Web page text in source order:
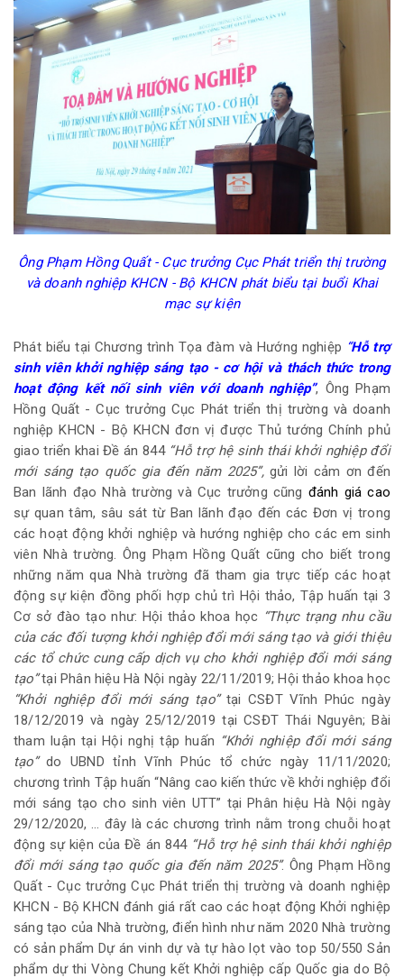
ÔngPhạm Hồng Quất - Cục trưởng Cục Phát triển thị trường
và doanh nghiệp KHCN - Bộ KHCN phát biểu tại buổi Khai
mạc sự kiện
Phát biểu tại Chương trình Tọa đàm và Hướng nghiệp “Hỗ trợ
sinh viên khởi nghiệp sáng tạo - cơ hội và thách thức trong
hoạt động kết nối sinh viên với doanh nghiệp”, Ông Phạm
Hồng Quất - Cục trưởng Cục Phát triển thị trường và doanh
nghiệp KHCN - Bộ KHCN đơn vị được Thủ tướng Chính phủ
giao triển khai Đề án 844 “Hỗ trợ hệ sinh thái khởi nghiệp đổi
mới sáng tạo quốc gia đến năm 2025”,gửi lời cảm ơn đến
Ban lãnh đạo Nhà trường và Cục trưởng cũng đánh giá cao
sự quan tâm, sâu sát từ Ban lãnh đạo đến các Đơn vị trong
các hoạt động khởi nghiệp và hướng nghiệp cho các em sinh
viên Nhà trường. Ông Phạm Hồng Quất cũng cho biết trong
những năm qua Nhà trường đã tham gia trực tiếp các hoạt
động sự kiện đồng phối hợp chủ trì Hội thảo, Tập huấn tại 3
Cơ sở đào tạo như: Hội thảo khoa học “Thực trạng nhu cầu
của các đối tượng khởi nghiệp đổi mới sáng tạo và giới thiệu
các tổ chức cung cấp dịch vụ cho khởi nghiệp đổi mới sáng
tạo”tại Phân hiệu Hà Nội ngày 22/11/2019; Hội thảo khoa học
“Khởi nghiệp đổi mới sáng tạo”tại CSĐT Vĩnh Phúc ngày
18/12/2019 và ngày 25/12/2019 tại CSĐT Thái Nguyên; Bài
tham luận tại Hội nghị tập huấn “Khởi nghiệp đổi mới sáng
tạo”do UBND tỉnh Vĩnh Phúc tổ chức ngày 11/11/2020;
chương trình Tập huấn “Nâng cao kiến thức về khởi nghiệp đổi
mới sáng tạo cho sinh viên UTT” tại Phân hiệu Hà Nội ngày
29/12/2020, … đây là các chương trình nằm trong chuỗi hoạt
động sự kiện của Đề án 844 “Hỗ trợ hệ sinh thái khởi nghiệp
đổi mới sáng tạo quốc gia đến năm 2025”. Ông Phạm Hồng
Quất - Cục trưởng Cục Phát triển thị trường và doanh nghiệp
KHCN - Bộ KHCN đánh giá rất cao các hoạt động Khởi nghiệp
sáng tạo của Nhà trường, điển hình như năm 2020 Nhà trường
có sản phẩm Dự án vinh dự và tự hào lọt vào top 50/550 Sản
phẩm dự thi Vòng Chung kết Khởi nghiệp cấp Quốc gia do Bộ